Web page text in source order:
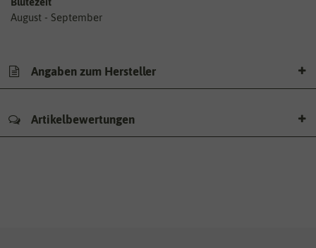
August - September
Angaben zum Hersteller
Artikelbewertungen